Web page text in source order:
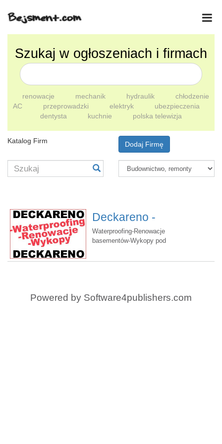
Szukaj w ogłoszeniach i firmach
renowacje mechanik hydraulik
chłodzenie
AC
przeprowadzki elektryk
ubezpieczenia
dentysta
kuchnie polska telewizja
Katalog Firm Dodaj Firmę
Deckareno -
Waterproofing
Waterproofing-Renowacje
basementów-Wykopy pod
Powered by Software4publishers.com